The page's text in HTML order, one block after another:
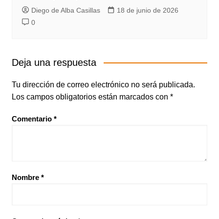
Diego de Alba Casillas
18 de junio de 2026
0
Deja una respuesta
Tu dirección de correo electrónico no será publicada.
Los campos obligatorios están marcados con *
Comentario *
Nombre *